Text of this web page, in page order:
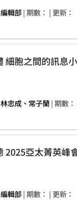
編輯部| 期數： | 更新：
外泌體 細胞之間的訊
林忠成、常子蘭| 期數：
優世德 2025亞太菁
編輯部| 期數： | 更新：